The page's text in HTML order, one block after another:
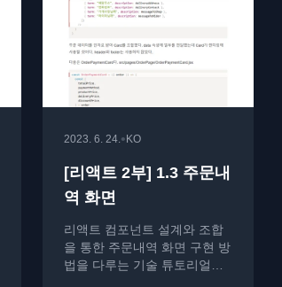
2023. 6. 24.• KO
[리액트 2부] 1.3 주문내
역 화면
리액트 컴포넌트 설계와 조합
을 통한 주문내역 화면 구현 방
법을 다루는 기술 튜토리얼입